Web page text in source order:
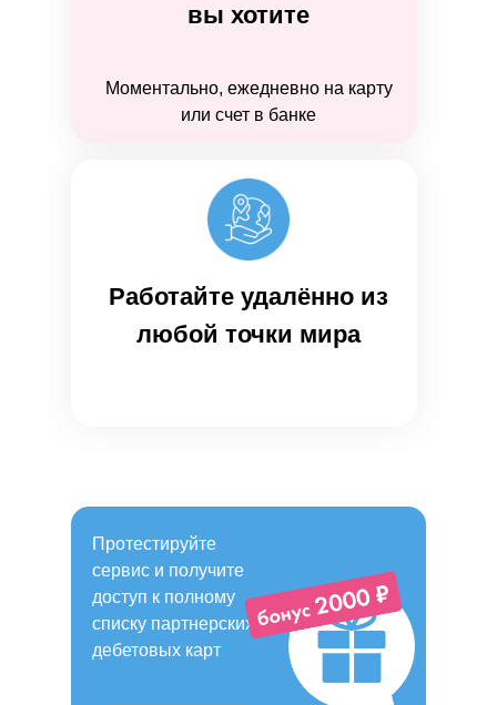
вы хотите
Моментально, ежедневно на карту
или счет в банке
Работайте удалённо из
любой точки мира
Протестируйте
сервис и получите
доступ к полному
списку партнерских
дебетовых карт